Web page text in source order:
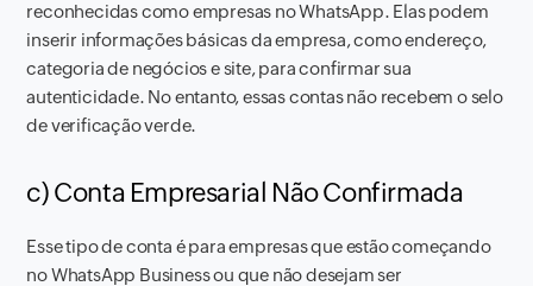
reconhecidas como empresas no WhatsApp. Elas podem
inserir informações básicas da empresa, como endereço,
categoria de negócios e site, para confirmar sua
autenticidade. No entanto, essas contas não recebem o selo
de verificação verde.
c) Conta Empresarial Não Confirmada
Esse tipo de conta é para empresas que estão começando
no WhatsApp Business ou que não desejam ser